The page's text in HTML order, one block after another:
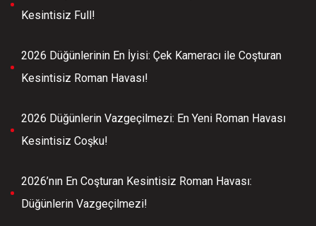
Kesintisiz Full!
2026 Düğünlerinin En İyisi: Çek Kameracı ile Coşturan
Kesintisiz Roman Havası!
2026 Düğünlerin Vazgeçilmezi: En Yeni Roman Havası
Kesintisiz Coşku!
2026’nın En Coşturan Kesintisiz Roman Havası:
Düğünlerin Vazgeçilmezi!